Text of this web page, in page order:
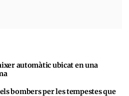
automàtic ubicat en una
bombers per les tempestes que